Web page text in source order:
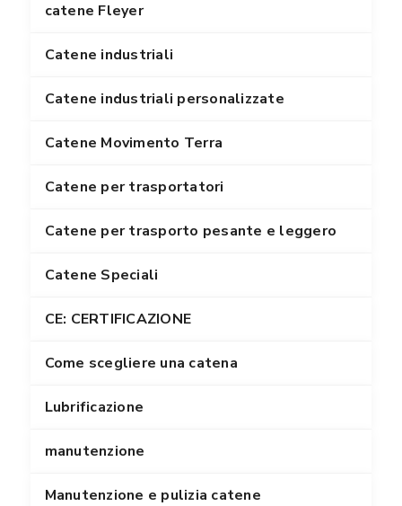
catene Fleyer
Catene industriali
Catene industriali personalizzate
Catene Movimento Terra
Catene per trasportatori
Catene per trasporto pesante e leggero
Catene Speciali
CE: CERTIFICAZIONE
Come scegliere una catena
Lubrificazione
manutenzione
Manutenzione e pulizia catene